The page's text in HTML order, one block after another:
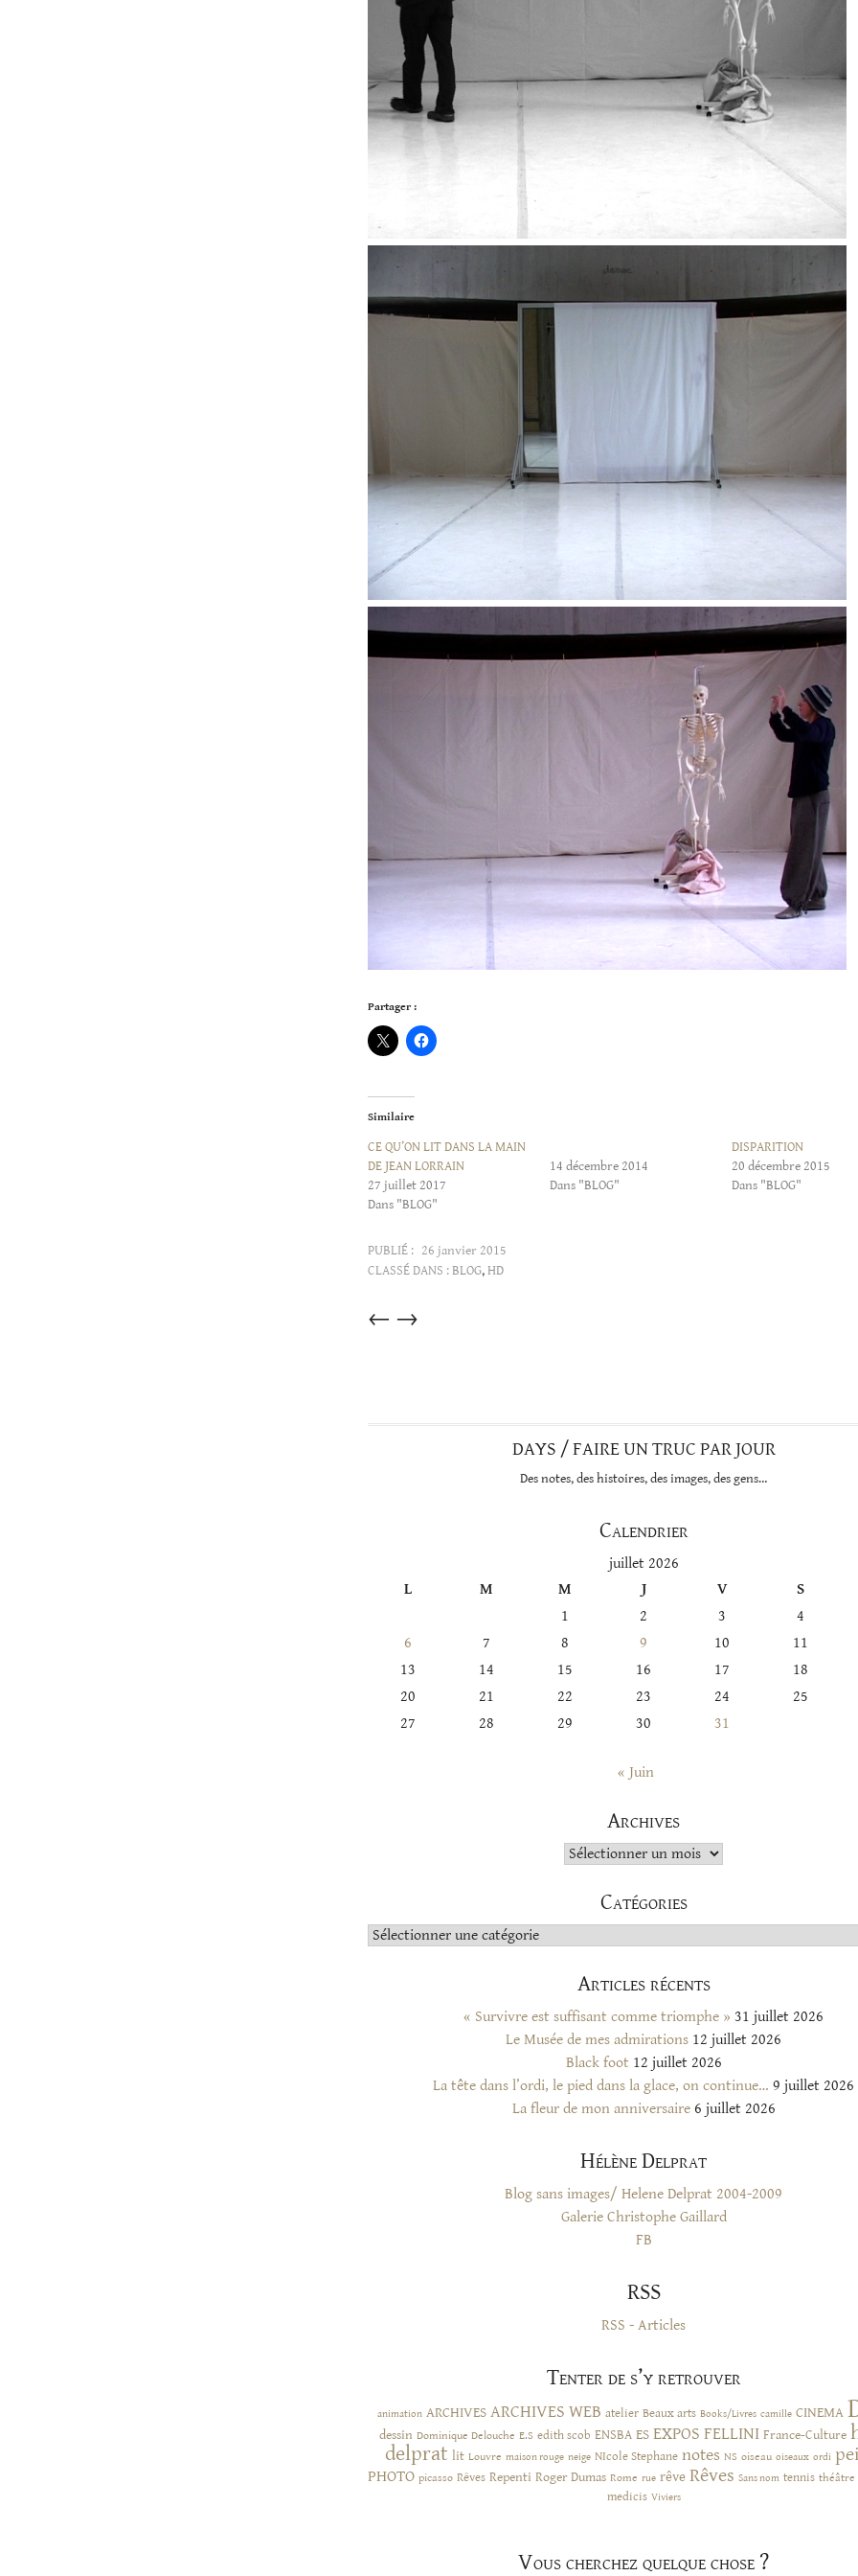
Partager :
Similaire
CE QU’ON LIT DANS LA MAIN
DE JEAN LORRAIN
27 juillet 2017
Dans "BLOG"
14 décembre 2014
Dans "BLOG"
DISPARITION
20 décembre 2015
Dans "BLOG"
PUBLIÉ : 26 janvier 2015
CLASSÉ DANS :BLOG,HD
Articles
→
←
DAYS / FAIRE UN TRUC PAR JOUR
Des notes, des histoires, des images, des gens…
Calendrier
juillet 2026
L
M M J V S
1
2 3 4
6
7 8 9 10 11
13
14 15 16 17 18
20
21 22 23 24 25
27
28 29 30 31
« Juin
Archives
Archives
Catégories
Catégories
Articles récents
« Survivre est suffisant comme triomphe » 31 juillet 2026
Le Musée de mes admirations 12 juillet 2026
Black foot 12 juillet 2026
La tête dans l’ordi, le pied dans la glace, on continue… 9 juillet 2026
La fleur de mon anniversaire 6 juillet 2026
Hélène Delprat
Blog sans images/ Helene Delprat 2004-2009
Galerie Christophe Gaillard
FB
RSS
RSS - Articles
Tenter de s’y retrouver
animation ARCHIVES ARCHIVES WEB atelier Beaux arts Books/Livres camille CINEMA
dessin Dominique Delouche E.S edith scob ENSBA ES EXPOS FELLINI France-Culture
delprat lit Louvre maison rouge neige NIcole Stephane notes NS oiseau oiseaux ordi
PHOTO picasso Rêves Repenti Roger Dumas Rome rue rêve Rêves Sans nom tennis théâtre
medicis Viviers
Vous cherchez quelque chose ?